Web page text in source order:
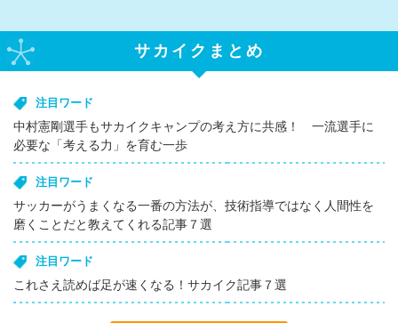
サカイクまとめ
注目ワード
中村憲剛選手もサカイクキャンプの考え方に共感！ 一流選手に
必要な「考える力」を育む一歩
注目ワード
サッカーがうまくなる一番の方法が、技術指導ではなく人間性を
磨くことだと教えてくれる記事７選
注目ワード
これさえ読めば足が速くなる！サカイク記事７選